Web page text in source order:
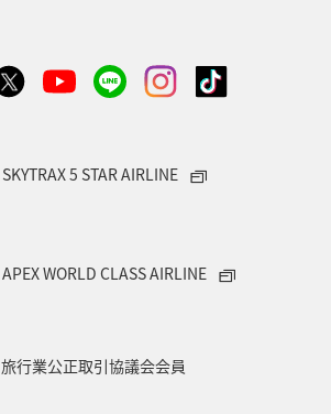
SKYTRAX 5 STAR AIRLINE
APEX WORLD CLASS AIRLINE
旅行業公正取引協議会会員